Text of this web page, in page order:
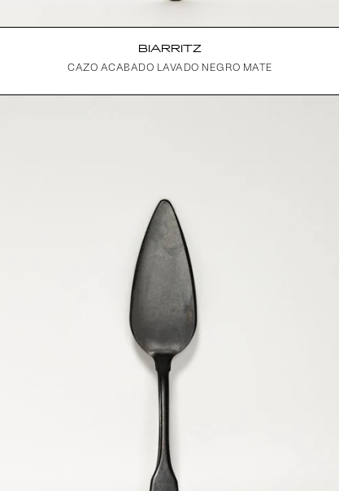
BIARRITZ
CAZO ACABADO LAVADO NEGRO MATE